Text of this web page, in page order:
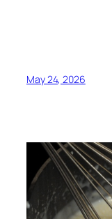
May 24, 2026